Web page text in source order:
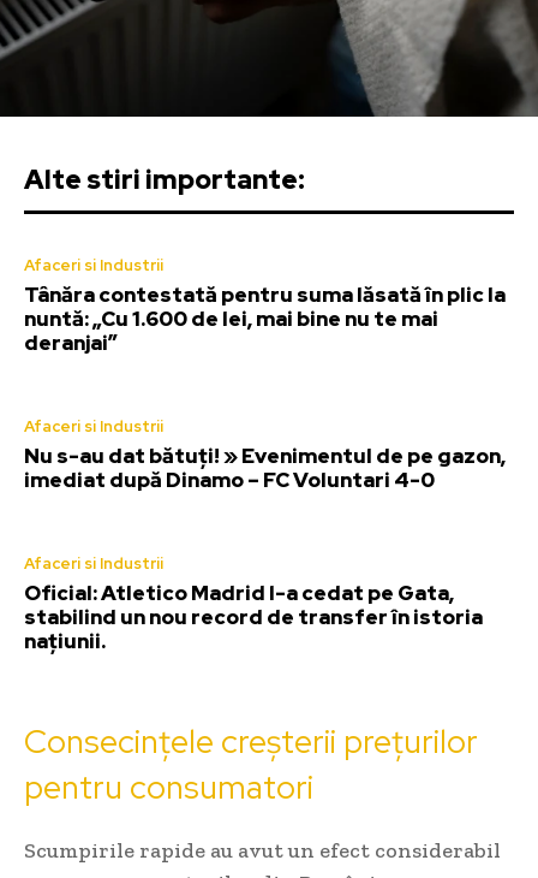
Alte stiri importante:
Afaceri si Industrii
Tânăra contestată pentru suma lăsată în plic la
nuntă: „Cu 1.600 de lei, mai bine nu te mai
deranjai”
Afaceri si Industrii
Nu s-au dat bătuți! » Evenimentul de pe gazon,
imediat după Dinamo – FC Voluntari 4-0
Afaceri si Industrii
Oficial: Atletico Madrid l-a cedat pe Gata,
stabilind un nou record de transfer în istoria
națiunii.
Consecințele creșterii prețurilor
pentru consumatori
Scumpirile rapide au avut un efect considerabil